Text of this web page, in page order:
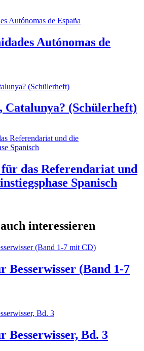
Autónomas de
Catalunya? (Schülerheft)
das Referendariat und
Spanisch
interessieren
Besserwisser (Band 1-7
Besserwisser, Bd. 3